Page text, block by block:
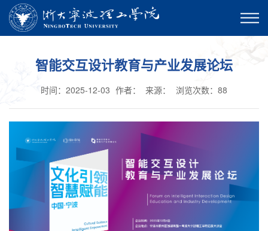
智能交互设计教育与产业发展论坛
时间：2025-12-03 作者： 来源： 浏览次数： 88